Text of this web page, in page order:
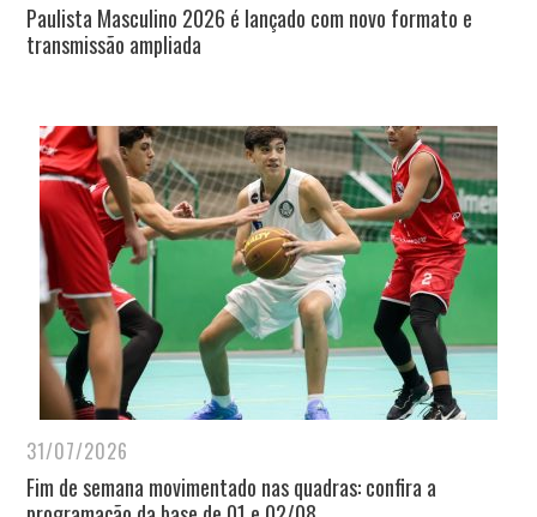
Paulista Masculino 2026 é lançado com novo formato e
transmissão ampliada
31/07/2026
Fim de semana movimentado nas quadras: confira a